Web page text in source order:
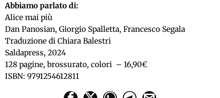
Abbiamo parlato di:
Alice mai più
Dan Panosian, Giorgio Spalletta, Francesco Segala
Traduzione di Chiara Balestri
Saldapress, 2024
128 pagine, brossurato, colori – 16,90€
ISBN: 9791254612811